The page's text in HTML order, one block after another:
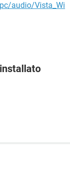
audio/Vista_Wi